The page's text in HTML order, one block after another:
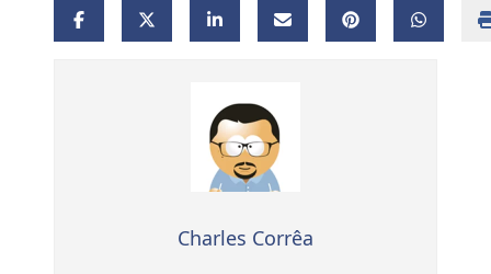
Charles Corrêa